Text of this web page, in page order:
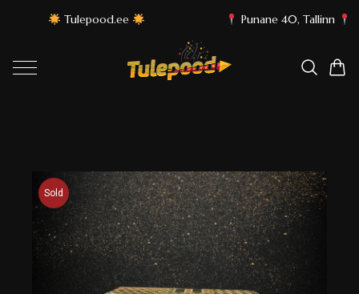
Punane 40, Tallinn Parimad ilutulestikud
Sold